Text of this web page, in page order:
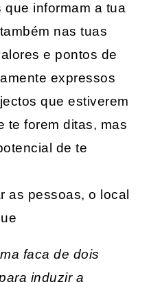
informam a tua
nas tuas
e pontos de
expressos
que estiverem
te forem ditas, mas
de te
as pessoas, o local
faca de dois
induzir a